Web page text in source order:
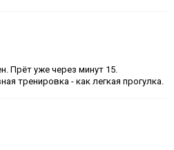
Прёт уже через минут 15.
тренировка - как легкая прогулка.